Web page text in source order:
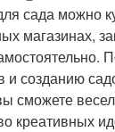
сада можно
магазинах,
и созданию
сможете
креативных